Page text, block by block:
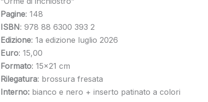
Pagine: 148
ISBN: 978 88 6300 393 2
Edizione: 1a edizione luglio 2026
Euro: 15,00
Formato: 15×21 cm
Rilegatura: brossura fresata
Interno: bianco e nero + inserto patinato a colori
Caruso
e
Simone
Marzullo
quantità